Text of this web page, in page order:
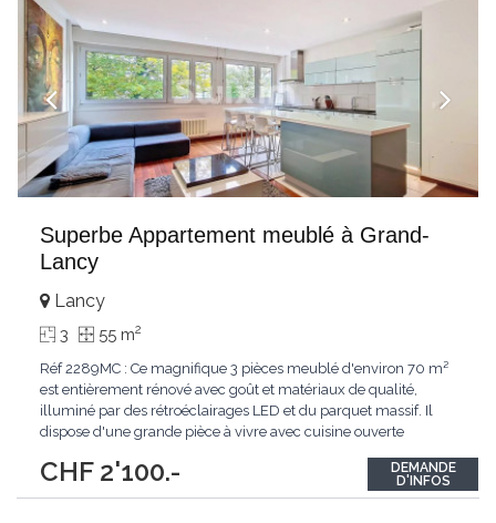
Superbe Appartement meublé à Grand-
Lancy
CHF 2'100.-
Lancy
3 55 m2
Réf 2289MC : Ce magnifique 3 pièces meublé d'environ 70 m²
est entièrement rénové avec goût et matériaux de qualité,
illuminé par des rétroéclairages LED et du parquet massif. Il
dispose d'une grande pièce à vivre avec cuisine ouverte
Le bien situé au 1er étage est en excellent état. Il est entièrement
meublé....
DEMANDE
D'INFOS